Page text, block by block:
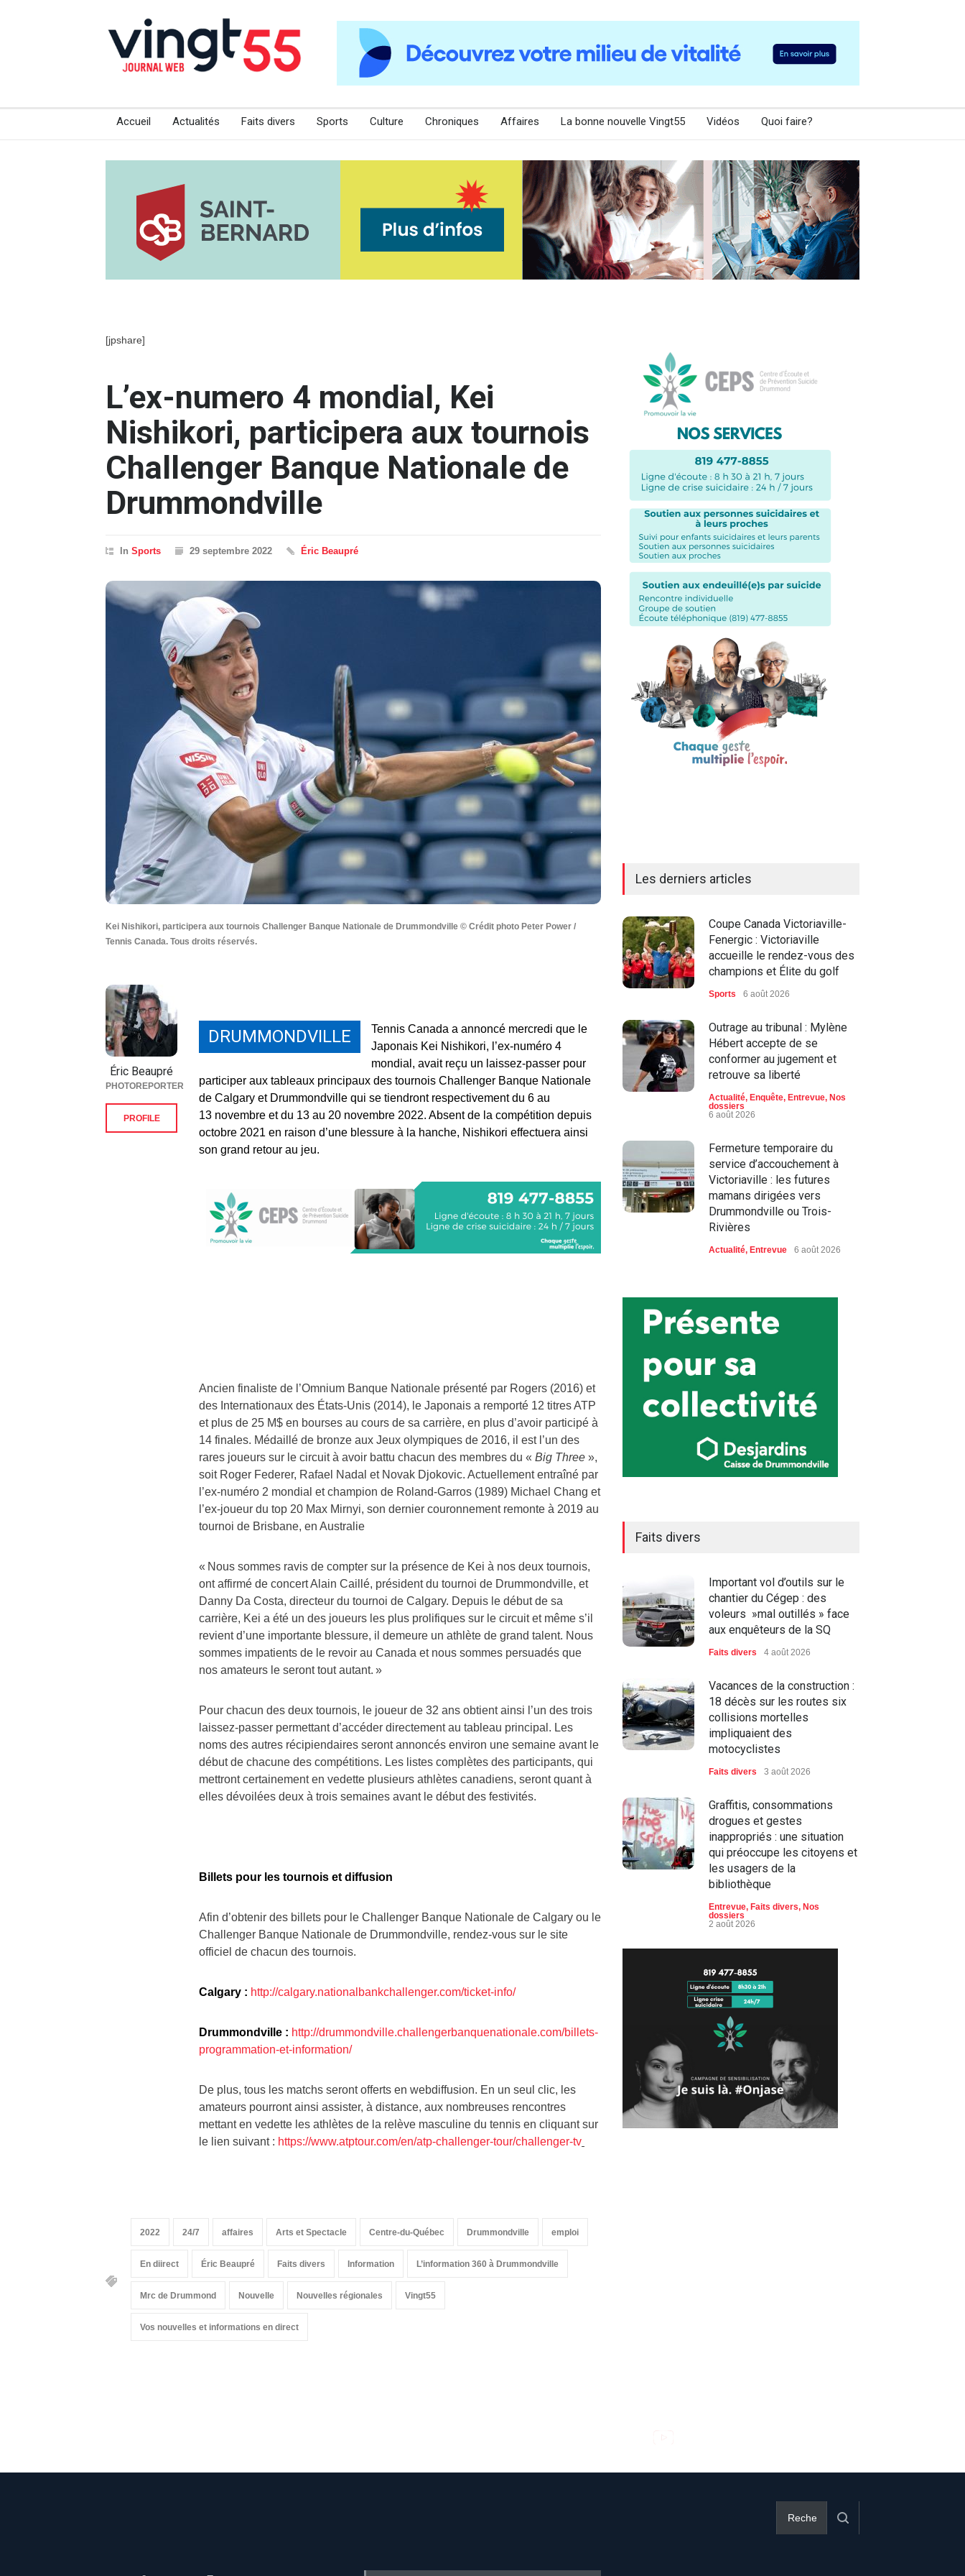
Accueil Actualités Faits divers Sports Culture Chroniques Affaires La bonne nouvelle Vingt55 Vidéos Quoi faire?
[jpshare]
L’ex-numero 4 mondial, Kei
Nishikori, participera aux tournois
Challenger Banque Nationale de
Drummondville
In Sports 29 septembre 2022 Éric Beaupré
Kei Nishikori, participera aux tournois Challenger Banque Nationale de Drummondville © Crédit photo Peter Power /
Tennis Canada. Tous droits réservés.
DRUMMONDVILLE
Tennis Canada a annoncé mercredi que le
Japonais Kei Nishikori, l’ex-numéro 4
mondial, avait reçu un laissez-passer pour
participer aux tableaux principaux des tournois Challenger Banque Nationale
de Calgary et Drummondville qui se tiendront respectivement du 6 au
13 novembre et du 13 au 20 novembre 2022. Absent de la compétition depuis
octobre 2021 en raison d’une blessure à la hanche, Nishikori effectuera ainsi
son grand retour au jeu.
Ancien finaliste de l’Omnium Banque Nationale présenté par Rogers (2016) et
des Internationaux des États-Unis (2014), le Japonais a remporté 12 titres ATP
et plus de 25 M$ en bourses au cours de sa carrière, en plus d’avoir participé à
14 finales. Médaillé de bronze aux Jeux olympiques de 2016, il est l’un des
rares joueurs sur le circuit à avoir battu chacun des membres du « Big Three »,
soit Roger Federer, Rafael Nadal et Novak Djokovic. Actuellement entraîné par
l’ex-numéro 2 mondial et champion de Roland-Garros (1989) Michael Chang et
l’ex-joueur du top 20 Max Mirnyi, son dernier couronnement remonte à 2019 au
tournoi de Brisbane, en Australie
« Nous sommes ravis de compter sur la présence de Kei à nos deux tournois,
ont affirmé de concert Alain Caillé, président du tournoi de Drummondville, et
Danny Da Costa, directeur du tournoi de Calgary. Depuis le début de sa
carrière, Kei a été un des joueurs les plus prolifiques sur le circuit et même s’il
revient d’une importante blessure, il demeure un athlète de grand talent. Nous
sommes impatients de le revoir au Canada et nous sommes persuadés que
nos amateurs le seront tout autant. »
Pour chacun des deux tournois, le joueur de 32 ans obtient ainsi l’un des trois
laissez-passer permettant d’accéder directement au tableau principal. Les
noms des autres récipiendaires seront annoncés environ une semaine avant le
début de chacune des compétitions. Les listes complètes des participants, qui
mettront certainement en vedette plusieurs athlètes canadiens, seront quant à
elles dévoilées deux à trois semaines avant le début des festivités.
Billets pour les tournois et diffusion
Afin d’obtenir des billets pour le Challenger Banque Nationale de Calgary ou le
Challenger Banque Nationale de Drummondville, rendez-vous sur le site
officiel de chacun des tournois.
Calgary : http://calgary.nationalbankchallenger.com/ticket-info/
Drummondville : http://drummondville.challengerbanquenationale.com/billets-
programmation-et-information/
De plus, tous les matchs seront offerts en webdiffusion. En un seul clic, les
amateurs pourront ainsi assister, à distance, aux nombreuses rencontres
mettant en vedette les athlètes de la relève masculine du tennis en cliquant sur
le lien suivant : https://www.atptour.com/en/atp-challenger-tour/challenger-tv
Éric Beaupré
PHOTOREPORTER
PROFILE
2022 24/7 affaires Arts et Spectacle Centre-du-Québec Drummondville emploi
En diirect Éric Beaupré Faits divers Information L’information 360 à Drummondville
Mrc de Drummond Nouvelle Nouvelles régionales Vingt55
Vos nouvelles et informations en direct
Les derniers articles
Coupe Canada Victoriaville-
Fenergic : Victoriaville
accueille le rendez-vous des
champions et Élite du golf
Sports 6 août 2026
Outrage au tribunal : Mylène
Hébert accepte de se
conformer au jugement et
retrouve sa liberté
Actualité, Enquête, Entrevue, Nos
dossiers
6 août 2026
Fermeture temporaire du
service d’accouchement à
Victoriaville : les futures
mamans dirigées vers
Drummondville ou Trois-
Rivières
Actualité, Entrevue 6 août 2026
Faits divers
Important vol d’outils sur le
chantier du Cégep : des
voleurs »mal outillés » face
aux enquêteurs de la SQ
Faits divers 4 août 2026
Vacances de la construction :
18 décès sur les routes six
collisions mortelles
impliquaient des
motocyclistes
Faits divers 3 août 2026
Graffitis, consommations
drogues et gestes
inappropriés : une situation
qui préoccupe les citoyens et
les usagers de la
bibliothèque
Entrevue, Faits divers, Nos
dossiers
2 août 2026